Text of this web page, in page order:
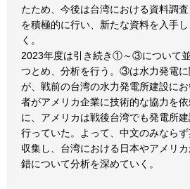
たため、今後は台湾における資料調
を積極的に行い、新たな資料を入手
く。
2023年度は引き続き①～③について
つとめ、分析を行う。③は水力発電
が、戦前の台湾の水力発電所建設に
者がアメリカ企業に技術的な協力を
に、アメリカは戦後台湾でも発電所
行っていた。よって、中文のみなら
収集し、台湾における日本やアメリ
錯について分析を深めていく。